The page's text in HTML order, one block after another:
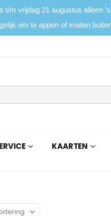
t/m vrijdag 21 augustus alleen
om te appen of mailen
KAARTEN